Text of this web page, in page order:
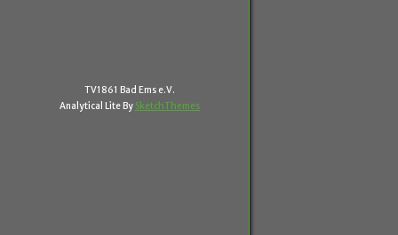
TV1861 Bad Ems e.V.
Analytical Lite By SketchThemes